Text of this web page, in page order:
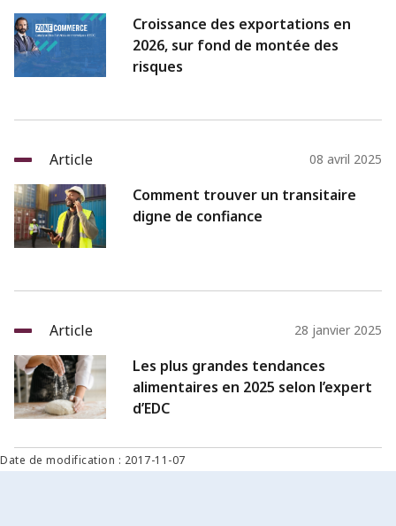
Croissance des exportations en
2026, sur fond de montée des
risques
Article 08 avril 2025
Comment trouver un transitaire
digne de confiance
Article 28 janvier 2025
Les plus grandes tendances
alimentaires en 2025 selon l’expert
d’EDC
Date de modification : 2017-11-07